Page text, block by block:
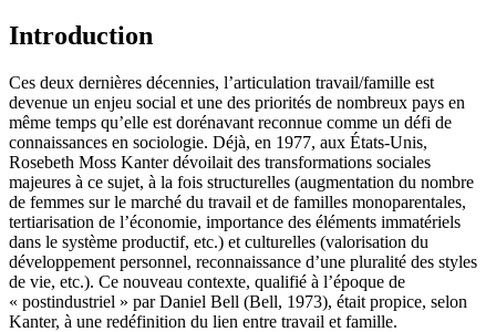
Introduction
Ces deux dernières décennies, l’articulation travail/famille est
devenue un enjeu social et une des priorités de nombreux pays en
même temps qu’elle est dorénavant reconnue comme un défi de
connaissances en sociologie. Déjà, en 1977, aux États-Unis,
Rosebeth Moss Kanter dévoilait des transformations sociales
majeures à ce sujet, à la fois structurelles (augmentation du nombre
de femmes sur le marché du travail et de familles monoparentales,
tertiarisation de l’économie, importance des éléments immatériels
dans le système productif, etc.) et culturelles (valorisation du
développement personnel, reconnaissance d’une pluralité des styles
de vie, etc.). Ce nouveau contexte, qualifié à l’époque de
« postindustriel » par Daniel Bell (Bell, 1973), était propice, selon
Kanter, à une redéfinition du lien entre travail et famille.